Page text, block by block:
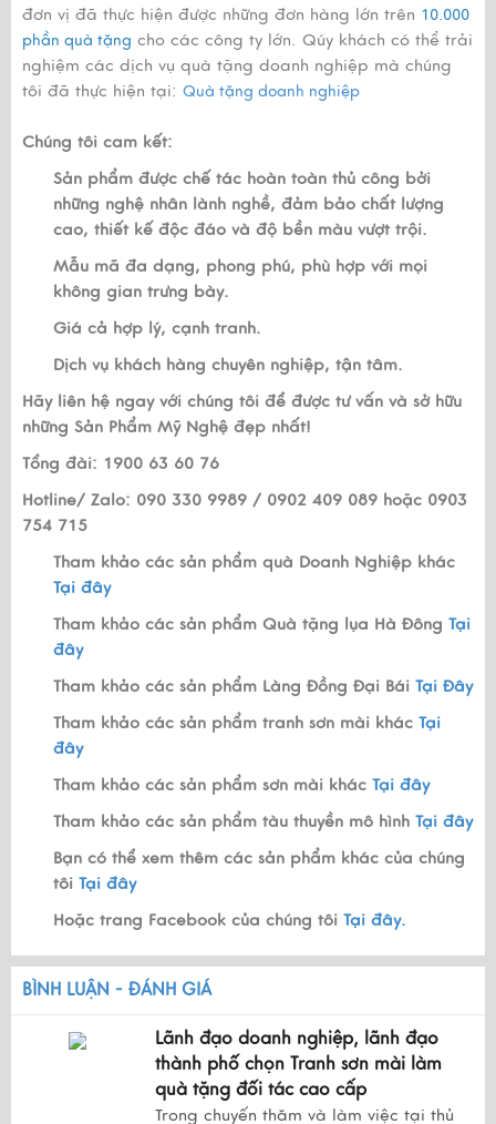
đơn vị đã thực hiện được những đơn hàng lớn trên 10.000
phần quà tặng cho các công ty lớn. Qúy khách có thể trải
nghiệm các dịch vụ quà tặng doanh nghiệp mà chúng
tôi đã thực hiện tại: Quà tặng doanh nghiệp
Chúng tôi cam kết:
Sản phẩm được chế tác hoàn toàn thủ công bởi
những nghệ nhân lành nghề, đảm bảo chất lượng
cao, thiết kế độc đáo và độ bền màu vượt trội.
Mẫu mã đa dạng, phong phú, phù hợp với mọi
không gian trưng bày.
Giá cả hợp lý, cạnh tranh.
Dịch vụ khách hàng chuyên nghiệp, tận tâm.
Hãy liên hệ ngay với chúng tôi để được tư vấn và sở hữu
những Sản Phẩm Mỹ Nghệ đẹp nhất!
Tổng đài: 1900 63 60 76
Hotline/ Zalo: 090 330 9989 / 0902 409 089 hoặc 0903
754 715
Tham khảo các sản phẩm quà Doanh Nghiệp khác
Tại đây
Tham khảo các sản phẩm Quà tặng lụa Hà Đông Tại
đây
Tham khảo các sản phẩm Làng Đồng Đại Bái Tại Đây
Tham khảo các sản phẩm tranh sơn mài khác Tại
đây
Tham khảo các sản phẩm sơn mài khác Tại đây
Tham khảo các sản phẩm tàu thuyền mô hình Tại đây
Bạn có thể xem thêm các sản phẩm khác của chúng
tôi Tại đây
Hoặc trang Facebook của chúng tôi Tại đây.
BÌNH LUẬN - ĐÁNH GIÁ
Lãnh đạo doanh nghiệp, lãnh đạo
thành phố chọn Tranh sơn mài làm
quà tặng đối tác cao cấp
Trong chuyến thăm và làm việc tại thủ